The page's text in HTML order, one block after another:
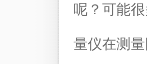
呢？可能
量仪在测